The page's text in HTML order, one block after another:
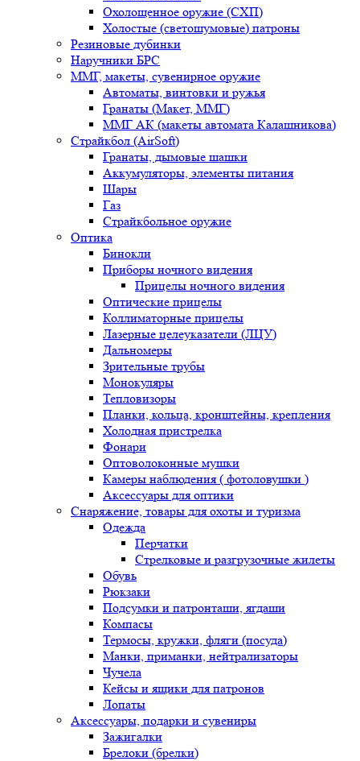
Охолощенное оружие (СХП)
Холостые (светошумовые) патроны
Резиновые дубинки
Наручники БРС
ММГ, макеты, сувенирное оружие
Автоматы, винтовки и ружья
Гранаты (Макет, ММГ)
ММГ АК (макеты автомата Калашникова)
Страйкбол (AirSoft)
Гранаты, дымовые шашки
Аккумуляторы, элементы питания
Шары
Газ
Страйкбольное оружие
Оптика
Бинокли
Приборы ночного видения
Прицелы ночного видения
Оптические прицелы
Коллиматорные прицелы
Лазерные целеуказатели (ЛЦУ)
Дальномеры
Зрительные трубы
Монокуляры
Тепловизоры
Планки, кольца, кронштейны, крепления
Холодная пристрелка
Фонари
Оптоволоконные мушки
Камеры наблюдения ( фотоловушки )
Аксессуары для оптики
Снаряжение, товары для охоты и туризма
Одежда
Перчатки
Стрелковые и разгрузочные жилеты
Обувь
Рюкзаки
Подсумки и патронташи, ягдаши
Компасы
Термосы, кружки, фляги (посуда)
Манки, приманки, нейтрализаторы
Чучела
Кейсы и ящики для патронов
Лопаты
Аксессуары, подарки и сувениры
Зажигалки
Брелоки (брелки)